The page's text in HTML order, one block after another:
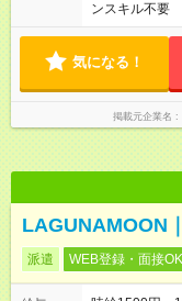
ンスキル不要
気になる！
掲載元企業名
LAGUNAMOON
派遣 WEB登録・面接OK